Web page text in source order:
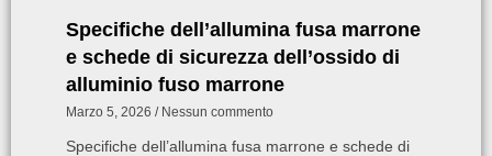
Specifiche dell’allumina fusa marrone
e schede di sicurezza dell’ossido di
alluminio fuso marrone
Marzo 5, 2026 Nessun commento
Specifiche dell’allumina fusa marrone e schede di